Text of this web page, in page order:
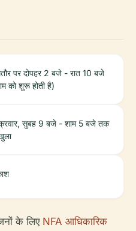
पर दोपहर 2 बजे - रात 10 बजे
को शुरू होती है)
सुबह 9 बजे - शाम 5 बजे तक
के लिए NFA आधिकारिक